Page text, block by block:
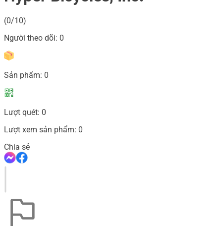
(0/10)
Người theo dõi: 0
Sản phẩm: 0
Lượt quét: 0
Lượt xem sản phẩm: 0
Chia sẻ